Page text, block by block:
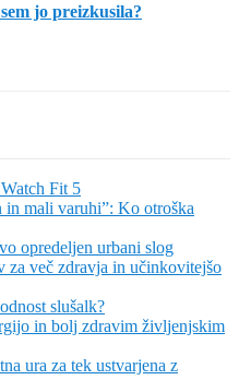
jo preizkusila?
Fit 5
mali varuhi”: Ko otroška
opredeljen urbani slog
več zdravja in učinkovitejšo
slušalk?
in bolj zdravim življenjskim
ura za tek ustvarjena z